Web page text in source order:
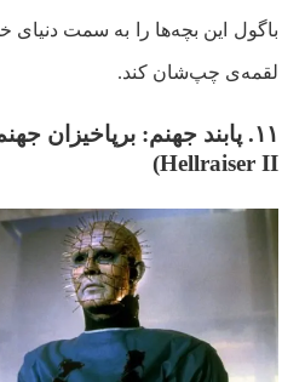
باگول این بچه‌ها را به سمت دنیای
لقمه‌ی چپ‌شان کند.
Hellraiser II)